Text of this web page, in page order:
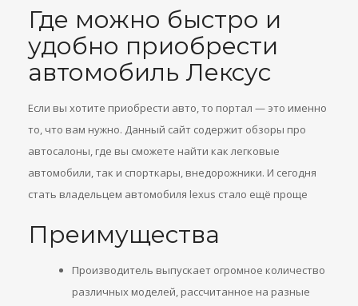
Где можно быстро и
удобно приобрести
автомобиль Лексус
Если вы хотите приобрести авто, то портал — это именно
то, что вам нужно. Данный сайт содержит обзоры про
автосалоны, где вы сможете найти как легковые
автомобили, так и спорткары, внедорожники. И сегодня
стать владельцем автомобиля lexus стало ещё проще
Преимущества
Производитель выпускает огромное количество
различных моделей, рассчитанное на разные